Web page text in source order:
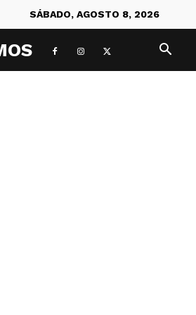
SÁBADO, AGOSTO 8, 2026